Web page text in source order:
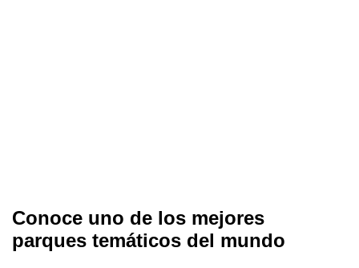
Conoce uno de los mejores
parques temáticos del mundo